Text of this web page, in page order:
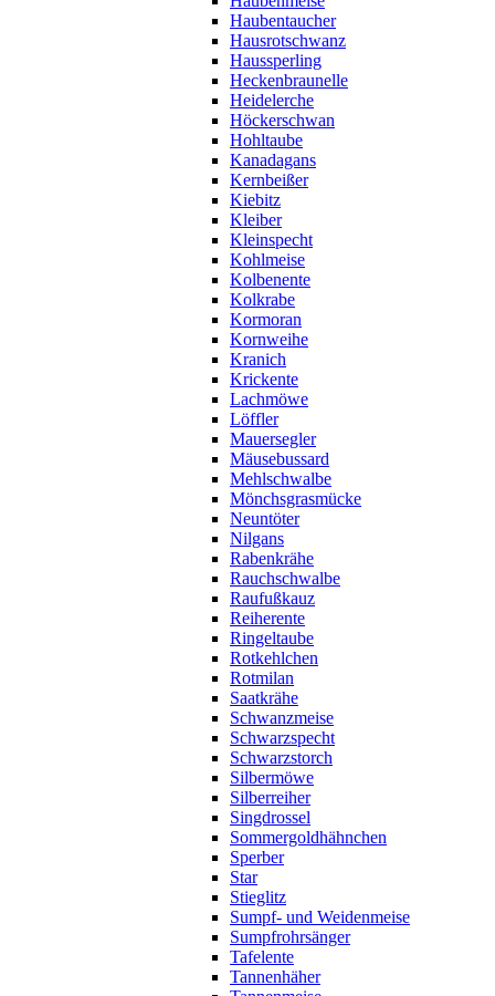
Haubentaucher
Hausrotschwanz
Haussperling
Heckenbraunelle
Heidelerche
Höckerschwan
Hohltaube
Kanadagans
Kernbeißer
Kiebitz
Kleiber
Kleinspecht
Kohlmeise
Kolbenente
Kolkrabe
Kormoran
Kornweihe
Kranich
Krickente
Lachmöwe
Löffler
Mauersegler
Mäusebussard
Mehlschwalbe
Mönchsgrasmücke
Neuntöter
Nilgans
Rabenkrähe
Rauchschwalbe
Raufußkauz
Reiherente
Ringeltaube
Rotkehlchen
Rotmilan
Saatkrähe
Schwanzmeise
Schwarzspecht
Schwarzstorch
Silbermöwe
Silberreiher
Singdrossel
Sommergoldhähnchen
Sperber
Star
Stieglitz
Sumpf- und Weidenmeise
Sumpfrohrsänger
Tafelente
Tannenhäher